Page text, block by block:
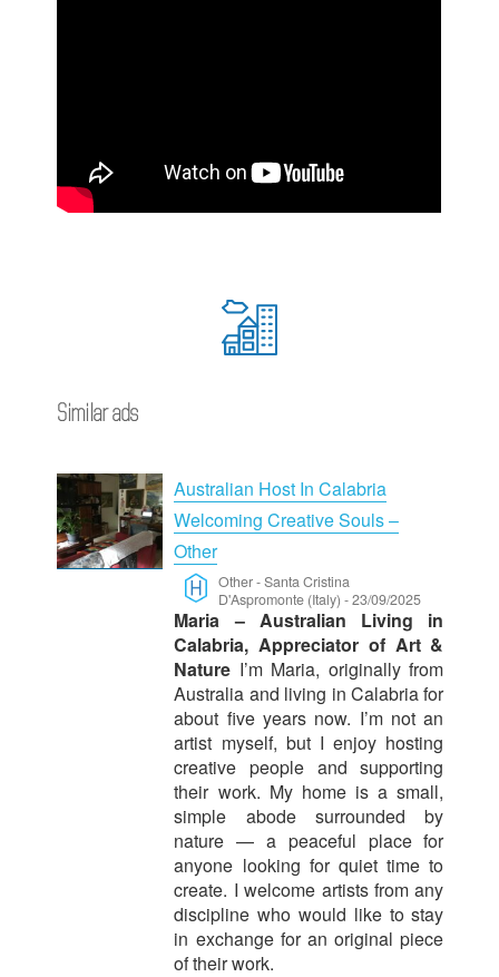
Similar ads
Australian Host In Calabria
Welcoming Creative Souls –
Other
Other-Santa Cristina
D'Aspromonte (Italy) -23/09/2025
Maria – Australian Living in
Calabria, Appreciator of Art &
Nature I’m Maria, originally from
Australia and living in Calabria for
about five years now. I’m not an
artist myself, but I enjoy hosting
creative people and supporting
their work. My home is a small,
simple abode surrounded by
nature — a peaceful place for
anyone looking for quiet time to
create. I welcome artists from any
discipline who would like to stay
in exchange for an original piece
of their work.